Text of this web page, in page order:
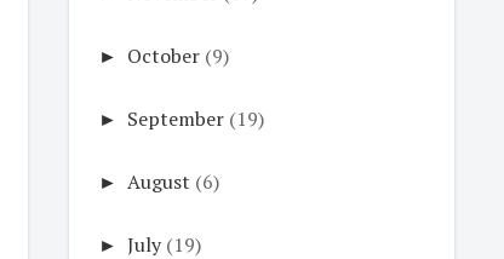
► October (9)
► September (19)
► August (6)
► July (19)